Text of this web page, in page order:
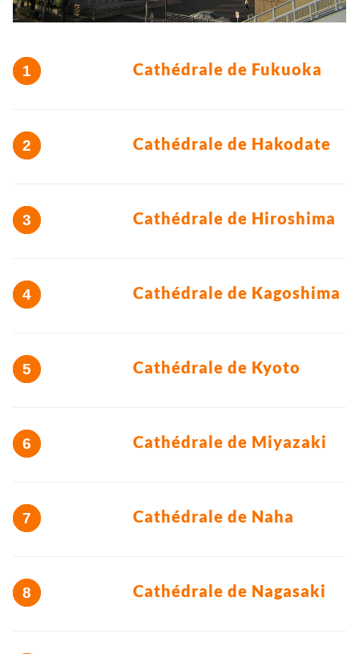
Cathédrale de Fukuoka
Cathédrale de Hakodate
Cathédrale de Hiroshima
Cathédrale de Kagoshima
Cathédrale de Kyoto
Cathédrale de Miyazaki
Cathédrale de Naha
Cathédrale de Nagasaki